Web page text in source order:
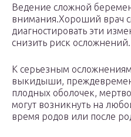
Ведение сложной
внимания.Хороший врач
диагностировать эти
снизить риск осложнений.
К серьезным
выкидыши,
плодных оболочек,
могут возникнуть на
время родов или после